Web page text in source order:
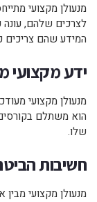
מנעולן מקצועי
לצרכים שלהם,
המידע שהם
ידע מקצועי
מנעולן מקצועי
הוא משתלם
שלו.
חשיבות
מנעולן מקצועי